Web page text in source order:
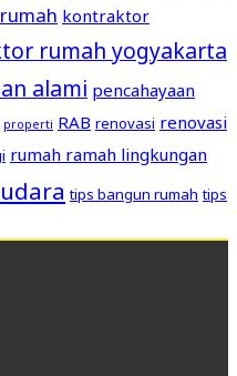
kontraktor
rumah yogyakarta
alami pencahayaan
properti RAB renovasi renovasi
rumah ramah lingkungan
tips bangun rumah tips